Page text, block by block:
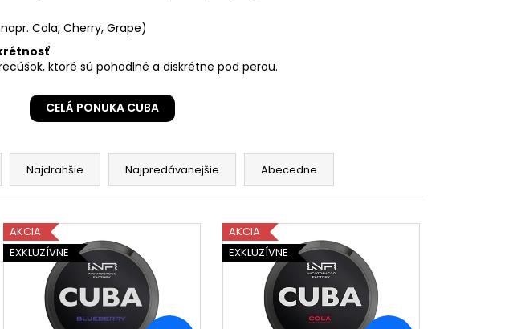
Cola, Cherry, Grape)
ktoré sú pohodlné a diskrétne pod perou.
CELÁ PONUKA CUBA
Najdrahšie Najpredávanejšie Abecedne
AKCIA
EXKLUZÍVNE
AKCIA
EXKLUZÍVNE